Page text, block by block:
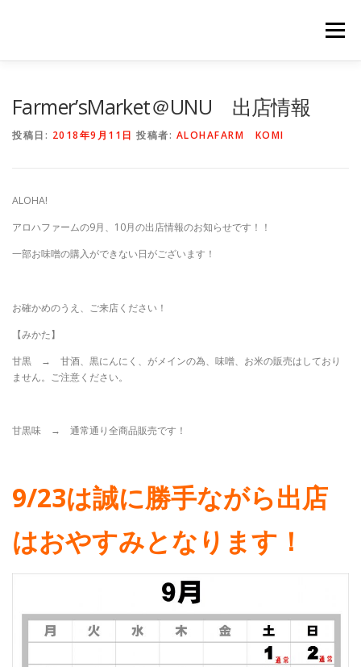
メニュー
Farmer’sMarket＠UNU 出店情報
投稿日: 2018年9月11日 投稿者: ALOHAFARM KOMI
ALOHA!
アロハファームの9月、10月の出店情報のお知らせです！！
一部お味噌の購入ができない日がございます！
お確かめのうえ、ご来店ください！
【みかた】
甘黒 → 甘酒、黒にんにく、がメインの為、味噌、お米の販売はしており
ません。ご注意ください。
甘黒味 → 通常通り全商品販売です！
9/23は誠に勝手ながら出店
はおやすみとなります！